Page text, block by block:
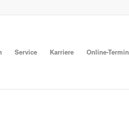
Service Karriere Online-Termin